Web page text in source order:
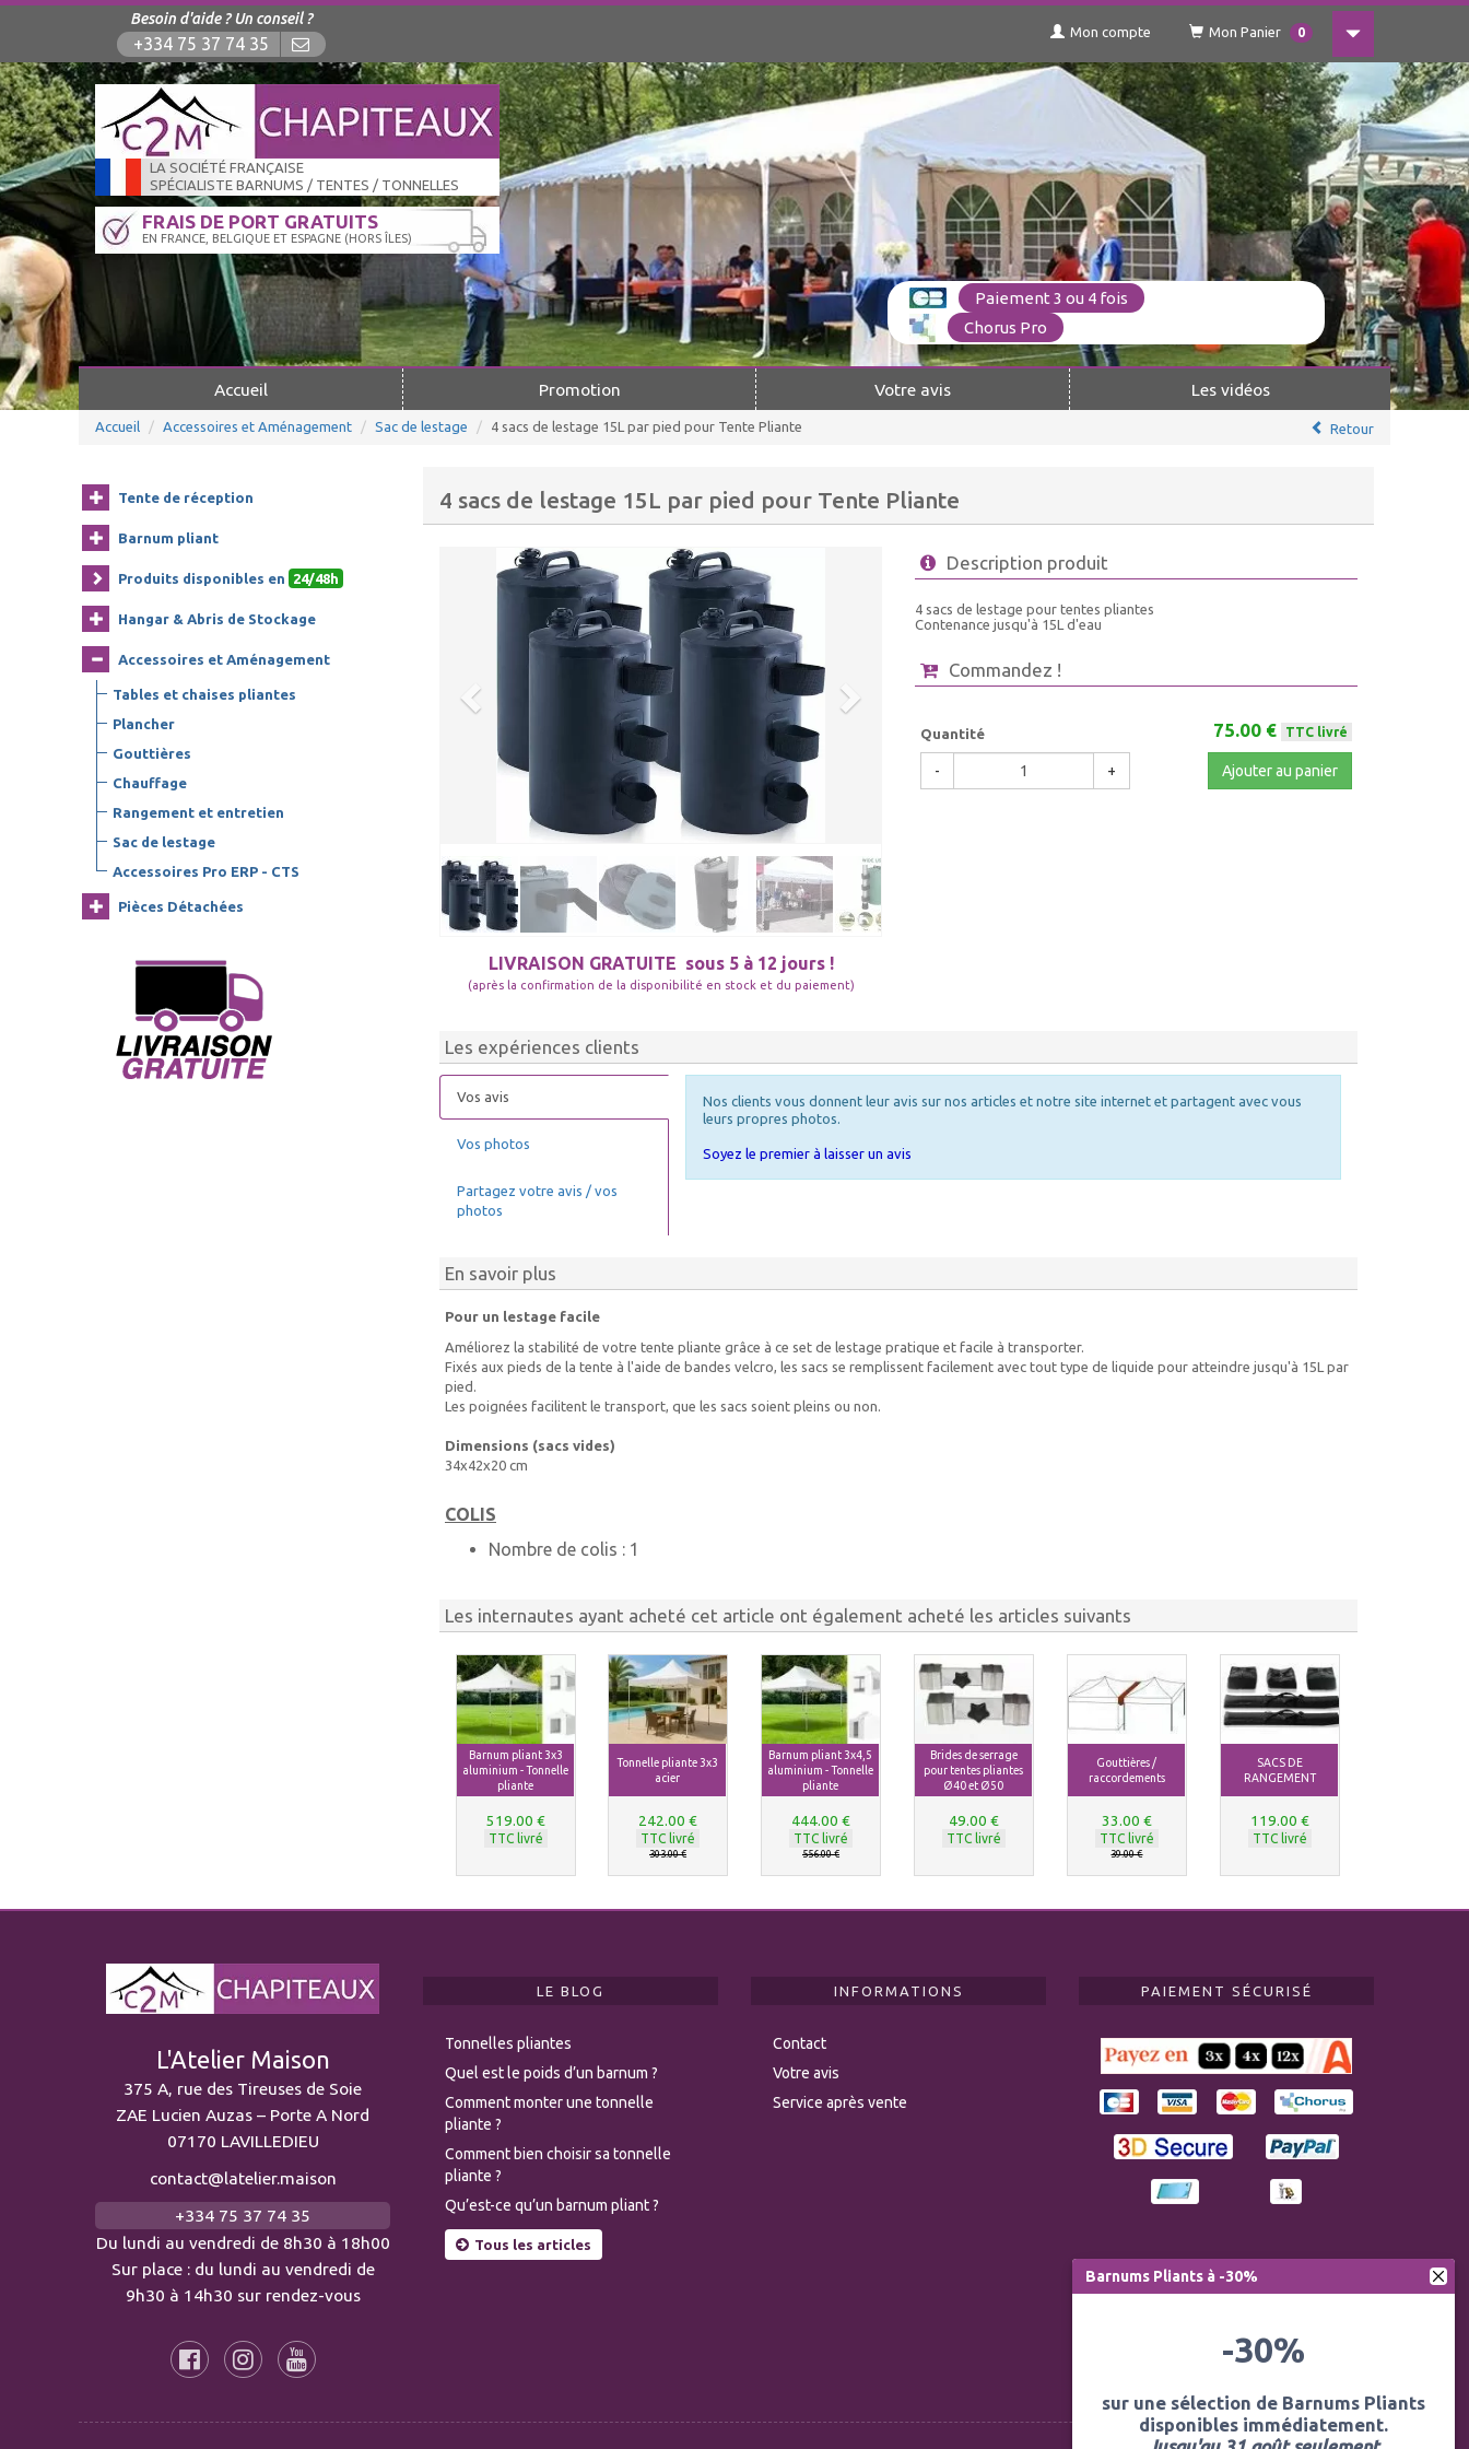
Besoin d'aide ? Un conseil ?
+334 75 37 74 35
Mon compte Mon Panier 0
LA SOCIÉTÉ FRANÇAISE
SPÉCIALISTE BARNUMS / TENTES / TONNELLES
FRAIS DE PORT GRATUITS
EN FRANCE, BELGIQUE ET ESPAGNE (HORS ÎLES)
Paiement 3 ou 4 fois
Chorus Pro
Accueil Promotion Votre avis Les vidéos
Accueil Accessoires et Aménagement Sac de lestage 4 sacs de lestage 15L par pied pour Tente Pliante Retour
Tente de réception
Barnum pliant
Produits disponibles en 24/48h
Hangar & Abris de Stockage
Accessoires et Aménagement
Tables et chaises pliantes
Plancher
Gouttières
Chauffage
Rangement et entretien
Sac de lestage
Accessoires Pro ERP - CTS
Pièces Détachées
4 sacs de lestage 15L par pied pour Tente Pliante
LIVRAISON GRATUITE sous 5 à 12 jours !
(après la confirmation de la disponibilité en stock et du paiement)
Description produit
4 sacs de lestage pour tentes pliantes
Contenance jusqu'à 15L d'eau
Commandez !
Quantité
- +
75.00 € TTC livré
Ajouter au panier
Les expériences clients
Vos avis
Vos photos
Partagez votre avis / vos
photos
Nos clients vous donnent leur avis sur nos articles et notre site internet et partagent avec vous
leurs propres photos.
Soyez le premier à laisser un avis
En savoir plus
Pour un lestage facile
Améliorez la stabilité de votre tente pliante grâce à ce set de lestage pratique et facile à transporter.
Fixés aux pieds de la tente à l'aide de bandes velcro, les sacs se remplissent facilement avec tout type de liquide pour atteindre jusqu'à 15L par
pied.
Les poignées facilitent le transport, que les sacs soient pleins ou non.
Dimensions (sacs vides)
34x42x20 cm
COLIS
Nombre de colis : 1
Les internautes ayant acheté cet article ont également acheté les articles suivants
Barnum pliant 3x3
aluminium - Tonnelle
pliante
519.00 €
TTC livré
Tonnelle pliante 3x3
acier
242.00 €
TTC livré
303.00 €
Barnum pliant 3x4,5
aluminium - Tonnelle
pliante
444.00 €
TTC livré
556.00 €
Brides de serrage
pour tentes pliantes
Ø40 et Ø50
49.00 €
TTC livré
Gouttières /
raccordements
33.00 €
TTC livré
39.00 €
SACS DE
RANGEMENT
119.00 €
TTC livré
L'Atelier Maison
375 A, rue des Tireuses de Soie
ZAE Lucien Auzas – Porte A Nord
07170 LAVILLEDIEU
contact@latelier.maison
+334 75 37 74 35
Du lundi au vendredi de 8h30 à 18h00
Sur place : du lundi au vendredi de
9h30 à 14h30 sur rendez-vous
LE BLOG
Tonnelles pliantes
Quel est le poids d’un barnum ?
Comment monter une tonnelle
pliante ?
Comment bien choisir sa tonnelle
pliante ?
Qu’est-ce qu’un barnum pliant ?
Tous les articles
INFORMATIONS
Contact
Votre avis
Service après vente
PAIEMENT SÉCURISÉ
Barnums Pliants à -30%
-30%
sur une sélection de Barnums Pliants
disponibles immédiatement.